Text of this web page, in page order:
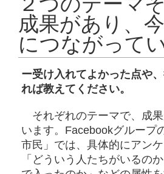
成果があり、
につながって
ー受け入れてよかった点や
れば教えてください。
それぞれのテーマで、成
います。Facebookグループ
市民」では、具体的にアン
「どういう人たちがいるの